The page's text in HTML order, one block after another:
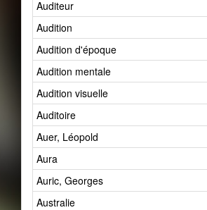
Auditeur
Audition
Audition d'époque
Audition mentale
Audition visuelle
Auditoire
Auer, Léopold
Aura
Auric, Georges
Australie